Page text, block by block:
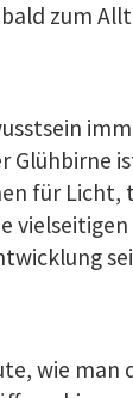
zum
Glühbirne
für Licht,
vielseitigen
wie man